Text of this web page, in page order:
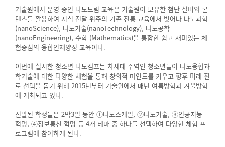
기술원에서 운영 중인 나노드림 교육은 기술원이 보유한 첨단 설비와 콘
텐츠를 활용하여 지식 전달 위주의 기존 전통 교육에서 벗어나 나노과학
(nanoScience), 나노기술(nanoTechnology), 나노공학
(nanoEngineering), 수학 (Mathematics)을 통합한 쉽고 재미있는 체
험중심의 융합인재양성 교육이다.
이번에 실시한 청소년 나노캠프는 차세대 주역인 청소년들이 나노융합과
학기술에 대한 다양한 체험을 통해 창의적 마인드를 키우고 향후 미래 진
로 선택을 돕기 위해 2015년부터 기술원에서 매년 여름방학과 겨울방학
에 개최되고 있다.
선발된 학생들은 2박3일 동안 ①나노스케일, ②나노기술, ③인공지능
혁명, ④정보통신 혁명 등 4개 테마 중 하나를 선택하여 다양한 체험 프
로그램에 참여하게 된다.